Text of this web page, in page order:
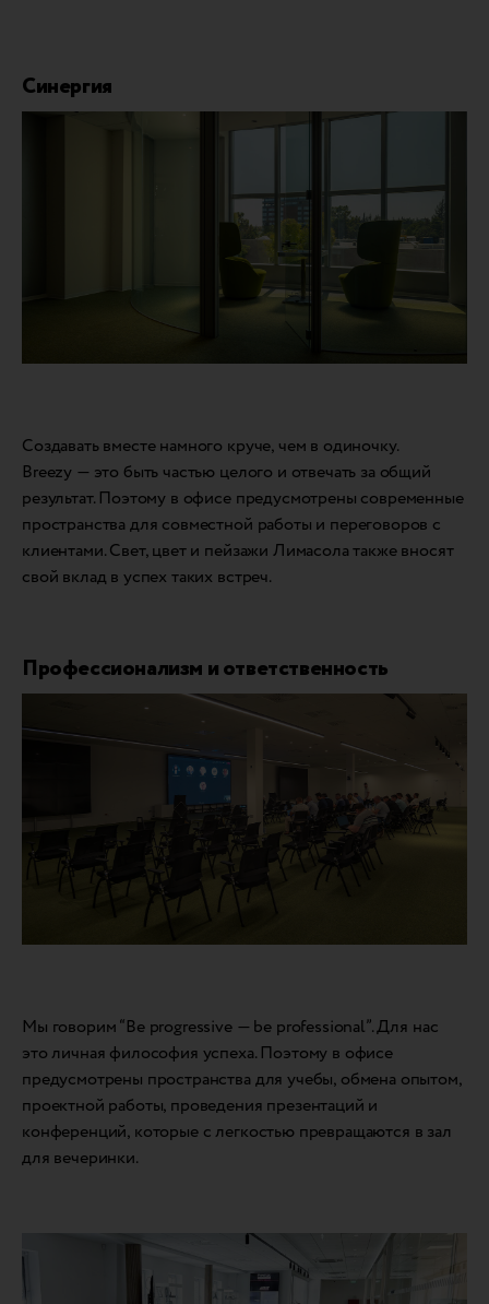
Синергия
Создавать вместе намного круче, чем в одиночку.
Breezy — это быть частью целого и отвечать за общий
результат. Поэтому в офисе предусмотрены современные
пространства для совместной работы и переговоров с
клиентами. Свет, цвет и пейзажи Лимасола также вносят
свой вклад в успех таких встреч.
Профессионализм и ответственность
Мы говорим “Be progressive — be professional”. Для нас
это личная философия успеха. Поэтому в офисе
предусмотрены пространства для учебы, обмена опытом,
проектной работы, проведения презентаций и
конференций, которые с легкостью превращаются в зал
для вечеринки.